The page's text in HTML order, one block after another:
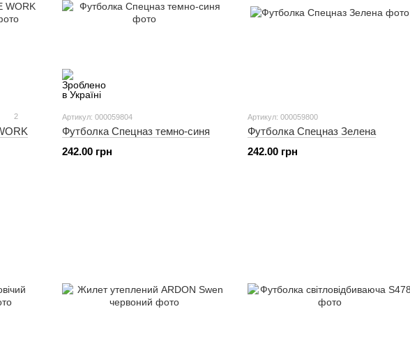
2 Артикул: 000059804
Футболка Спецназ темно-синя
242.00 грн
Артикул: 000059800
Футболка Спецназ Зелена
242.00 грн